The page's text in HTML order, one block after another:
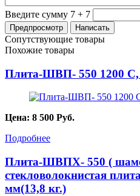
Введите сумму 7 + 7
Сопутствующие товары
Похожие товары
Плита-ШВП- 550 1200
Цена: 8 500 Руб.
Подробнее
Плита-ШВПХ- 550 (
стекловолокнистая
мм(13,8 кг.)